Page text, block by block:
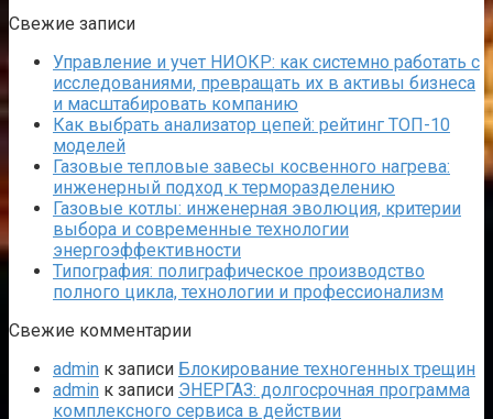
Свежие записи
Управление и учет НИОКР: как системно работать с
исследованиями, превращать их в активы бизнеса
и масштабировать компанию
Как выбрать анализатор цепей: рейтинг ТОП-10
моделей
Газовые тепловые завесы косвенного нагрева:
инженерный подход к терморазделению
Газовые котлы: инженерная эволюция, критерии
выбора и современные технологии
энергоэффективности
Типография: полиграфическое производство
полного цикла, технологии и профессионализм
Свежие комментарии
admin к записи Блокирование техногенных трещин
admin к записи ЭНЕРГАЗ: долгосрочная программа
комплексного сервиса в действии